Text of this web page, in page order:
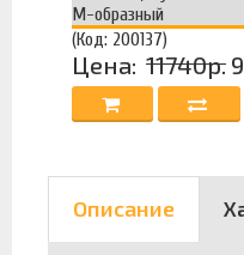
М-образный
(Код: 200137)
Цена: 11740р.
Описание